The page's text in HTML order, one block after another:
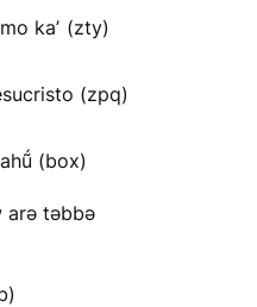
kaʼ (zty)
(zpq)
(box)
arə təbbə